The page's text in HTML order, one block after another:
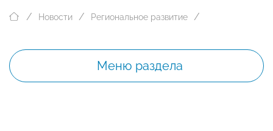
Новости Региональное развитие
Меню раздела